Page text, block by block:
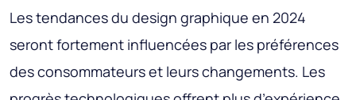
Les tendances du design graphique en 2024
seront fortement influencées par les préférences
des consommateurs et leurs changements. Les